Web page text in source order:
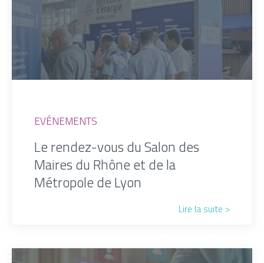
EVÉNEMENTS
Le rendez-vous du Salon des
Maires du Rhône et de la
Métropole de Lyon
Lire la suite >